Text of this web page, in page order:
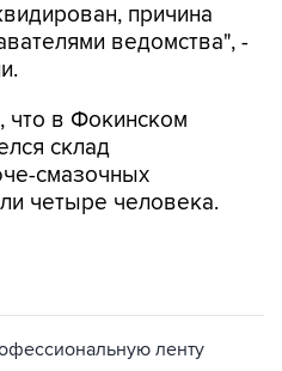
причина
ведомства", -
, что в Фокинском
склад
смазочных
четыре человека.
ленту